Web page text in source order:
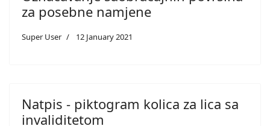
za posebne namjene
Super User 12 January 2021
Natpis - piktogram kolica za lica sa
invaliditetom